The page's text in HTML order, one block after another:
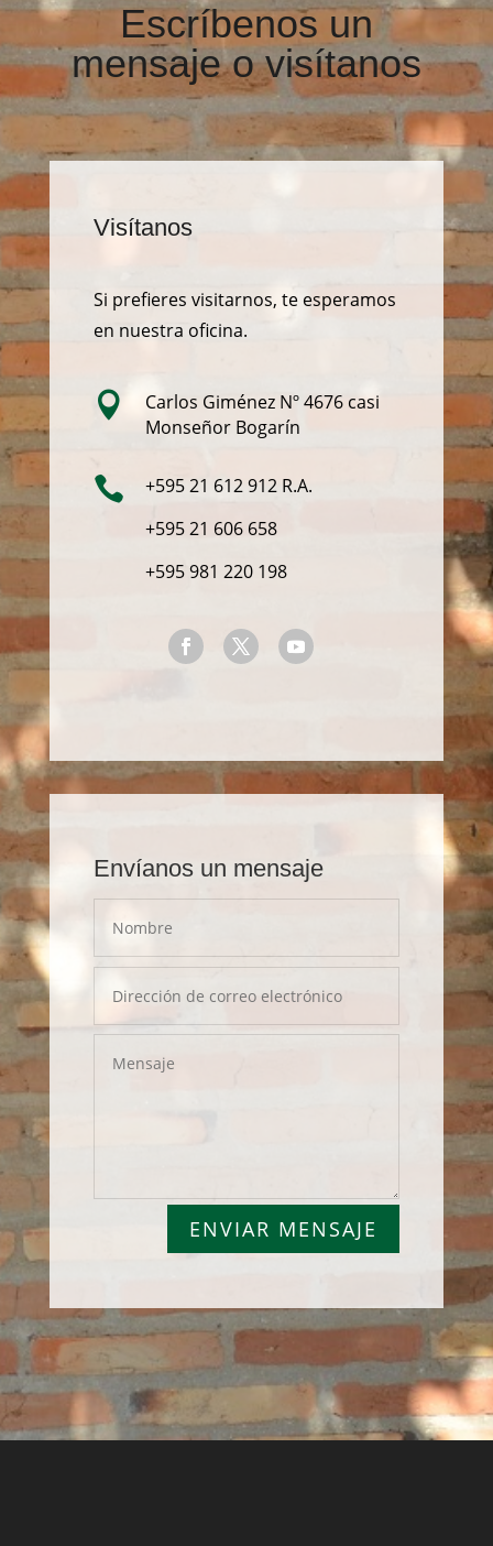
Escríbenos un
mensaje o visítanos
Visítanos
Si prefieres visitarnos, te esperamos
en nuestra oficina.

Carlos Giménez Nº 4676 casi
Monseñor Bogarín
 +595 21 612 912 R.A.
+595 21 606 658
+595 981 220 198
Envíanos un mensaje
ENVIAR MENSAJE